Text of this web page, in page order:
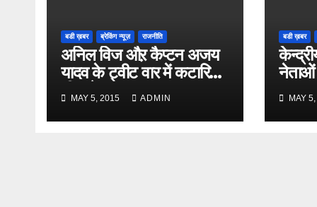
बडी ख़बर ब्रेकिंग न्यूज़ राजनीति
अनिल विज औऱ कैप्टन अजय
यादव के ट्वीट वार में कटारिया
भी कूदे
MAY 5, 2015 ADMIN
बडी ख़बर
नेताओं
MAY